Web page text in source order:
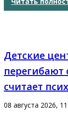
Детские
перегибают
считает
08 августа 2026,